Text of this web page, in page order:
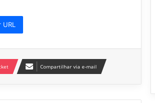
Compartilhar via e-mail